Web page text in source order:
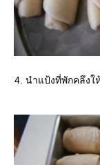
4. นำแป้งที่พักคลึงใ